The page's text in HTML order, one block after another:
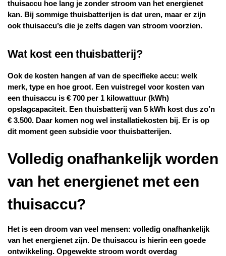
thuisaccu hoe lang je zonder stroom van het energienet
kan. Bij sommige thuisbatterijen is dat uren, maar er zijn
ook thuisaccu’s die je zelfs dagen van stroom voorzien.
Wat kost een thuisbatterij?
Ook de kosten hangen af van de specifieke accu: welk
merk, type en hoe groot. Een vuistregel voor kosten van
een thuisaccu is € 700 per 1 kilowattuur (kWh)
opslagcapaciteit. Een thuisbatterij van 5 kWh kost dus zo’n
€ 3.500. Daar komen nog wel installatiekosten bij. Er is op
dit moment geen subsidie voor thuisbatterijen.
Volledig onafhankelijk worden
van het energienet met een
thuisaccu?
Het is een droom van veel mensen: volledig onafhankelijk
van het energienet zijn. De thuisaccu is hierin een goede
ontwikkeling. Opgewekte stroom wordt overdag